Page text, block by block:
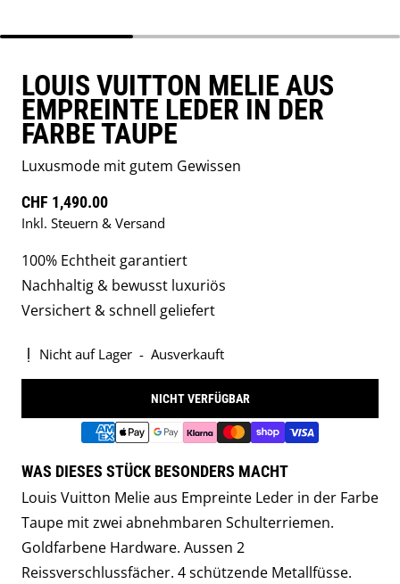
LOUIS VUITTON MELIE AUS
EMPREINTE LEDER IN DER
FARBE TAUPE
Luxusmode mit gutem Gewissen
Regulärer Preis
CHF 1,490.00
Inkl. Steuern & Versand
100% Echtheit garantiert
Nachhaltig & bewusst luxuriös
Versichert & schnell geliefert
Nicht auf Lager - Ausverkauft
NICHT VERFÜGBAR
WAS DIESES STÜCK BESONDERS MACHT
Louis Vuitton Melie aus Empreinte Leder in der Farbe
Taupe mit zwei abnehmbaren Schulterriemen.
Goldfarbene Hardware. Aussen 2
Reissverschlussfächer. 4 schützende Metallfüsse.